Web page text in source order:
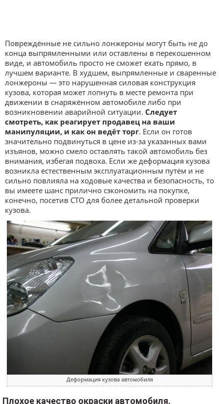
Повреждённые не сильно лонжероны могут быть не до
конца выпрямленными или оставлены в перекошенном
виде, и автомобиль просто не сможет ехать прямо, в
лучшем варианте. В худшем, выпрямленные и сваренные
лонжероны — это нарушенная силовая конструкция
кузова, которая может лопнуть в месте ремонта при
движении в снаряжённом автомобиле либо при
возникновении аварийной ситуации. Следует
смотреть, как реагирует продавец на ваши
манипуляции, и как он ведёт торг. Если он готов
значительно подвинуться в цене из-за указанных вами
изъянов, можно смело оставлять такой автомобиль без
внимания, избегая подвоха. Если же деформация кузова
возникла естественным эксплуатационным путём и не
сильно повлияла на ходовые качества и безопасность, то
вы имеете шанс прилично сэкономить на покупке,
конечно, посетив СТО для более детальной проверки
кузова.
Деформация кузова автомобиля
Плохое качество окраски автомобиля.